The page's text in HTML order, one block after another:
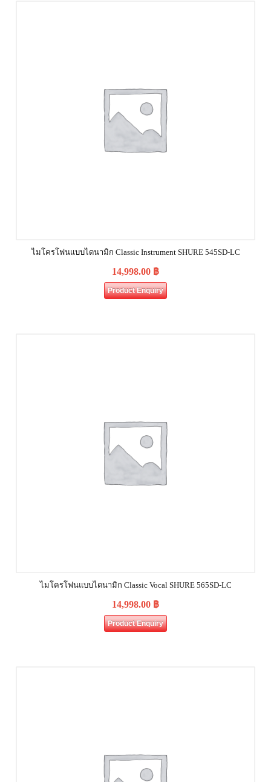
ไมโครโฟนแบบไดนามิก Classic Instrument SHURE 545SD-LC
14,998.00 ฿
Product Enquiry
ไมโครโฟนแบบไดนามิก Classic Vocal SHURE 565SD-LC
14,998.00 ฿
Product Enquiry